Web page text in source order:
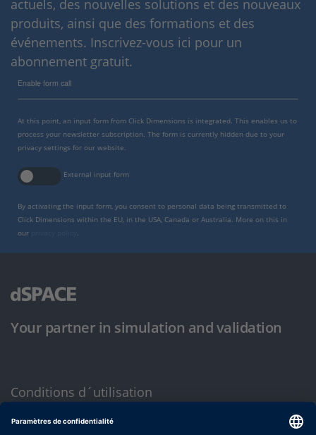
actuels, des nouvelles solutions et des nouveaux
produits, ainsi que des formations et des
événements. Inscrivez-vous ici pour un
abonnement gratuit.
Enable form call
At this point, an input form from Click Dimensions is integrated. This enables us to
process your newsletter subscription. The form is currently hidden due to your
privacy settings for our website.
External input form
By activating the input form, you consent to personal data being transmitted to
Click Dimensions within the EU, in the USA, Canada or Australia. More on this in
our
.
Your partner in simulation and validation
Conditions d´utilisation
Politique de confidentialité